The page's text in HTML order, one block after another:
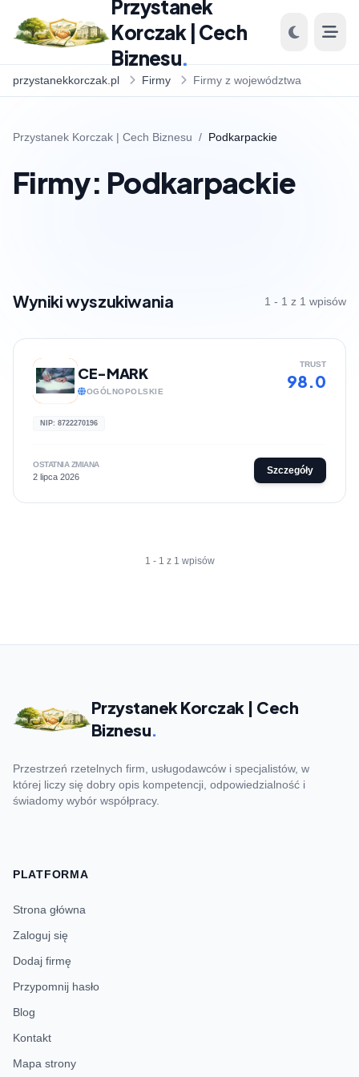
Przystanek
Korczak | Cech
Biznesu.
przystanekkorczak.pl Firmy Firmy z województwa
Przystanek Korczak | Cech Biznesu / Podkarpackie
Firmy: Podkarpackie
Wyniki wyszukiwania 1 - 1 z 1 wpisów
CE-MARK
OGÓLNOPOLSKIE
TRUST
98.0
NIP: 8722270196
OSTATNIA ZMIANA
2 lipca 2026
Szczegóły
1 - 1 z 1 wpisów
Przystanek Korczak | Cech
Biznesu.
Przestrzeń rzetelnych firm, usługodawców i specjalistów, w
której liczy się dobry opis kompetencji, odpowiedzialność i
świadomy wybór współpracy.
PLATFORMA
Strona główna
Zaloguj się
Dodaj firmę
Przypomnij hasło
Blog
Kontakt
Mapa strony